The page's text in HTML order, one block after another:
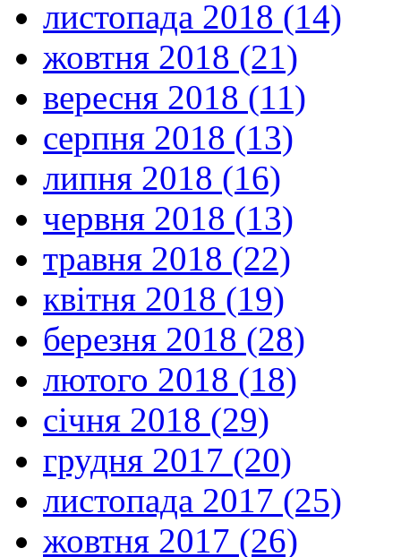
листопада 2018 (14)
жовтня 2018 (21)
вересня 2018 (11)
серпня 2018 (13)
липня 2018 (16)
червня 2018 (13)
травня 2018 (22)
квітня 2018 (19)
березня 2018 (28)
лютого 2018 (18)
січня 2018 (29)
грудня 2017 (20)
листопада 2017 (25)
жовтня 2017 (26)